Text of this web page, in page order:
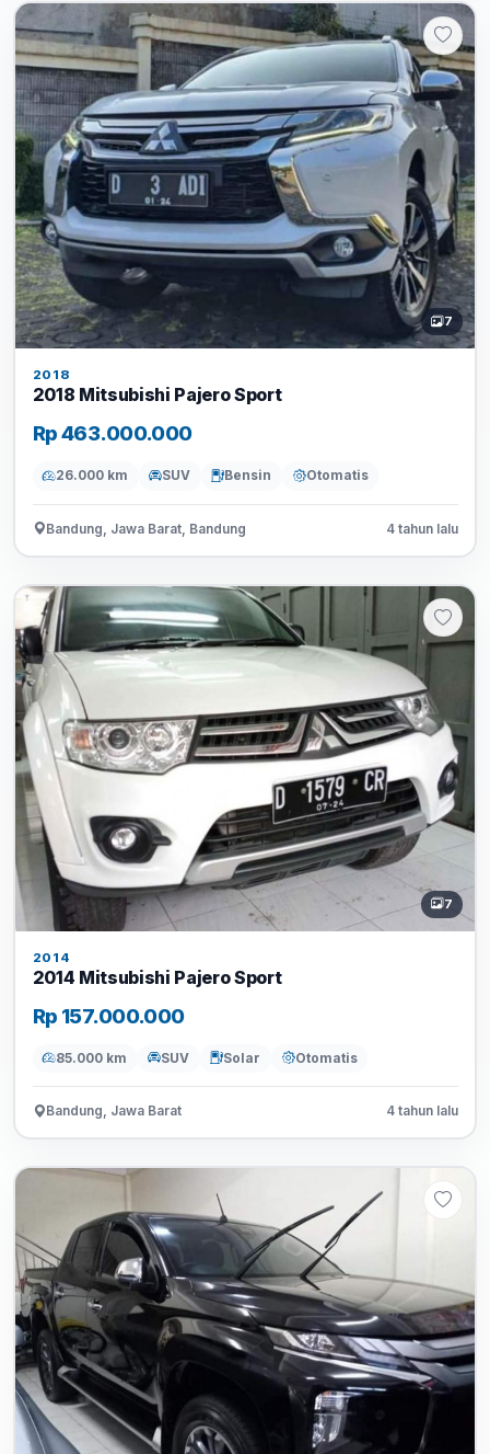
7
2018
2018 Mitsubishi Pajero Sport
Rp 463.000.000
26.000 km SUV Bensin Otomatis
Bandung, Jawa Barat, Bandung 4 tahun lalu
7
2014
2014 Mitsubishi Pajero Sport
Rp 157.000.000
85.000 km SUV Solar Otomatis
Bandung, Jawa Barat 4 tahun lalu